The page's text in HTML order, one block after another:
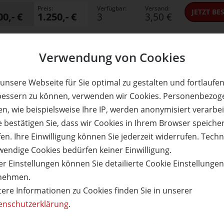
Verwendung von Cookies
Webseite für Sie optimal zu gestalten und
zu können, verwenden wir Cookies.
wie beispielsweise Ihre IP, werden anonymisiert
bestätigen Sie, dass wir Cookies in Ihrem Browser
Ihre Einwilligung können Sie jederzeit widerrufen.
Cookies bedürfen keiner Einwilligung.
Einstellungen können Sie detailierte Cookie Einstellungen
Informationen zu Cookies finden Sie in unserer
.
JETZT
€
Preis:
1.250,- €
Verfügbar:
3
Versand:
3,50 €
für 2 Personen in der
zum halben Preis!
JETZTBESTELLEN
€ 5 3,50 €
Hotel Schöne Aussicht
Im Herzen des
Ankommen. Aufatmen.
50%
1.100,- € 550,- €